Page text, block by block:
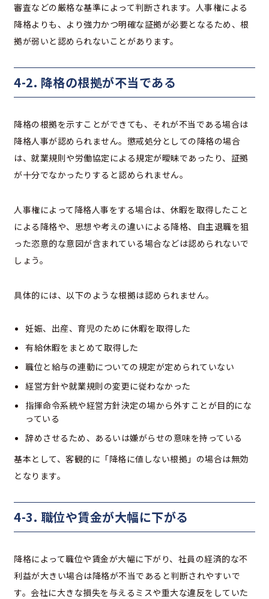
審査などの厳格な基準によって判断されます。人事権による
降格よりも、より強力かつ明確な証拠が必要となるため、根
拠が弱いと認められないことがあります。
4-2. 降格の根拠が不当である
降格の根拠を示すことができても、それが不当である場合は
降格人事が認められません。懲戒処分としての降格の場合
は、就業規則や労働協定による規定が曖昧であったり、証拠
が十分でなかったりすると認められません。
人事権によって降格人事をする場合は、休暇を取得したこと
による降格や、思想や考えの違いによる降格、自主退職を狙
った恣意的な意図が含まれている場合などは認められないで
しょう。
具体的には、以下のような根拠は認められません。
妊娠、出産、育児のために休暇を取得した
有給休暇をまとめて取得した
職位と給与の連動についての規定が定められていない
経営方針や就業規則の変更に従わなかった
指揮命令系統や経営方針決定の場から外すことが目的にな
っている
辞めさせるため、あるいは嫌がらせの意味を持っている
基本として、客観的に「降格に値しない根拠」の場合は無効
となります。
4-3. 職位や賃金が大幅に下がる
降格によって職位や賃金が大幅に下がり、社員の経済的な不
利益が大きい場合は降格が不当であると判断されやすいで
す。会社に大きな損失を与えるミスや重大な違反をしていた